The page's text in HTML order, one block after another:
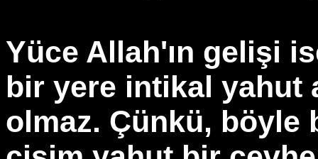
Yüce Allah'ın gelişi
bir yere intikal yahut
olmaz. Çünkü, böyle